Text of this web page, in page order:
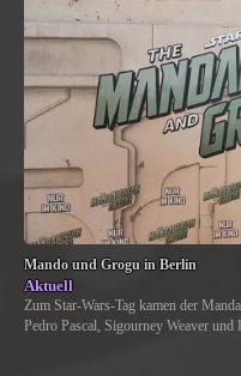
Mando und Grogu in Berlin
Aktuell
Zum Star-Wars-Tag kamen der
Pedro Pascal, Sigourney Weaver und